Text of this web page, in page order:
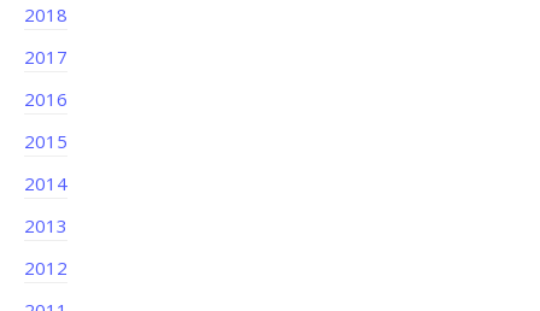
2018
2017
2016
2015
2014
2013
2012